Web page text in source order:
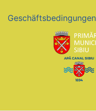
Geschäftsbedingungen